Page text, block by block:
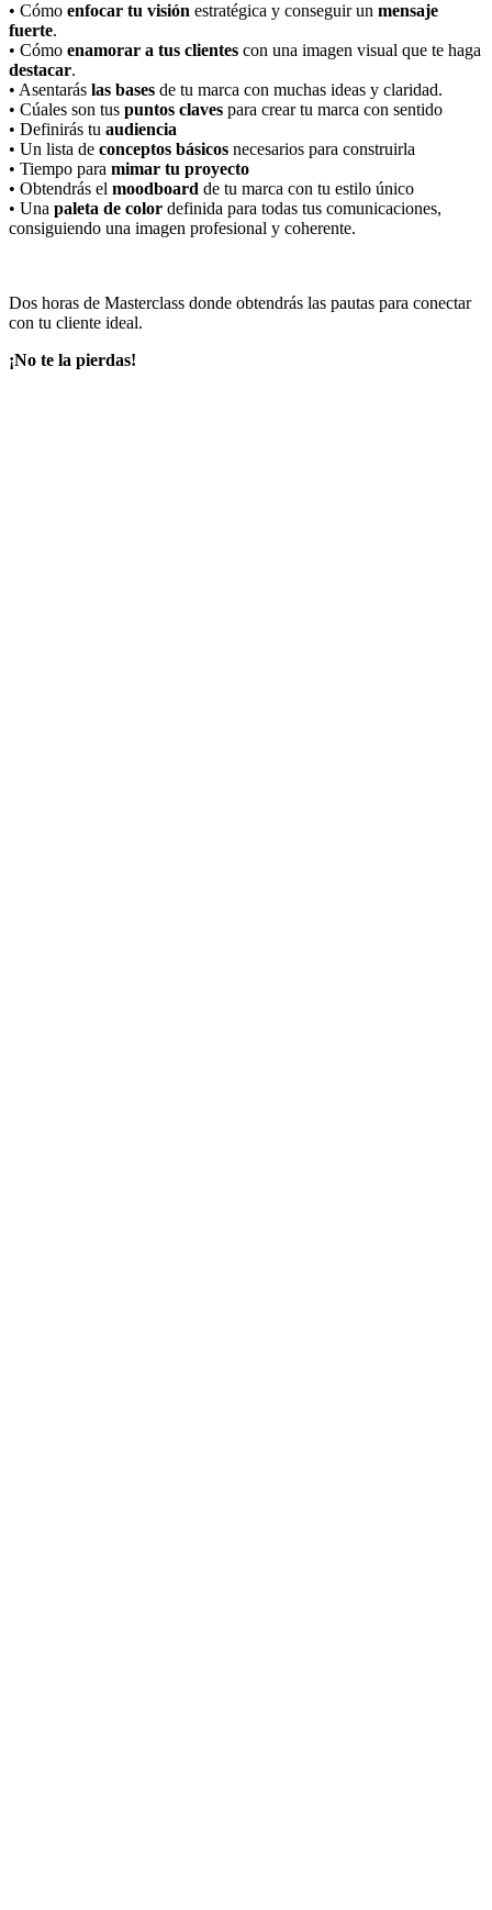
• Cómo enfocar tu visión estratégica y conseguir un mensaje
fuerte.
• Cómo enamorar a tus clientes con una imagen visual que te haga
destacar.
• Asentarás las bases de tu marca con muchas ideas y claridad.
• Cúales son tus puntos claves para crear tu marca con sentido
• Definirás tu audiencia
• Un lista de conceptos básicos necesarios para construirla
• Tiempo para mimar tu proyecto
• Obtendrás el moodboard de tu marca con tu estilo único
• Una paleta de color definida para todas tus comunicaciones,
consiguiendo una imagen profesional y coherente.
Dos horas de Masterclass donde obtendrás las pautas para conectar
con tu cliente ideal.
¡No te la pierdas!